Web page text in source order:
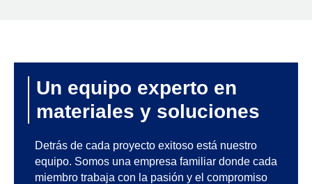
Un equipo experto en
materiales y soluciones
Detrás de cada proyecto exitoso está nuestro
equipo. Somos una empresa familiar donde cada
miembro trabaja con la pasión y el compromiso